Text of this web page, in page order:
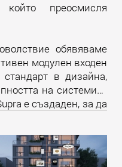
преосмисля
обявяваме
модулен входен
в дизайна,
на системите
е създаден, за да
в